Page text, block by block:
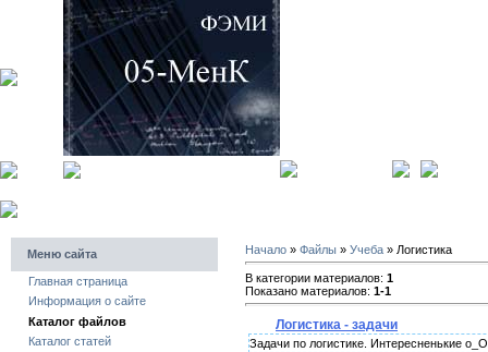
Меню сайта
Главная страница
Информация о сайте
Каталог файлов
Каталог статей
Начало » Файлы » Учеба » Логистика
В категории материалов: 1
Показано материалов: 1-1
Логистика - задачи
Задачи по логистике. Интересненькие o_O